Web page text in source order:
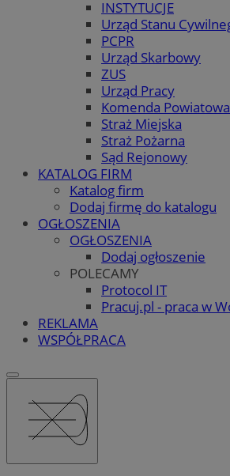
INSTYTUCJE
Urząd Stanu
PCPR
Urząd Skarbowy
ZUS
Urząd Pracy
Komenda
Straż Miejska
Straż Pożarna
Sąd Rejonowy
KATALOG FIRM
Katalog firm
Dodaj firmę do katalogu
OGŁOSZENIA
OGŁOSZENIA
Dodaj ogłoszenie
POLECAMY
Protocol IT
Pracuj.pl - praca w
REKLAMA
WSPÓŁPRACA